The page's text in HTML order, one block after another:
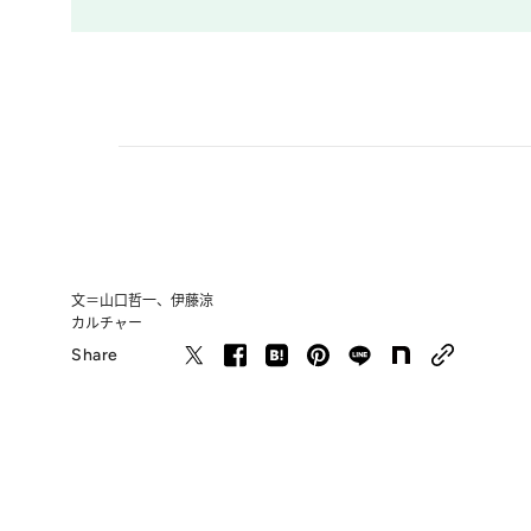
文＝山口哲一、伊藤涼
カルチャー
Share